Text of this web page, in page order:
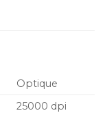
Optique
25000 dpi